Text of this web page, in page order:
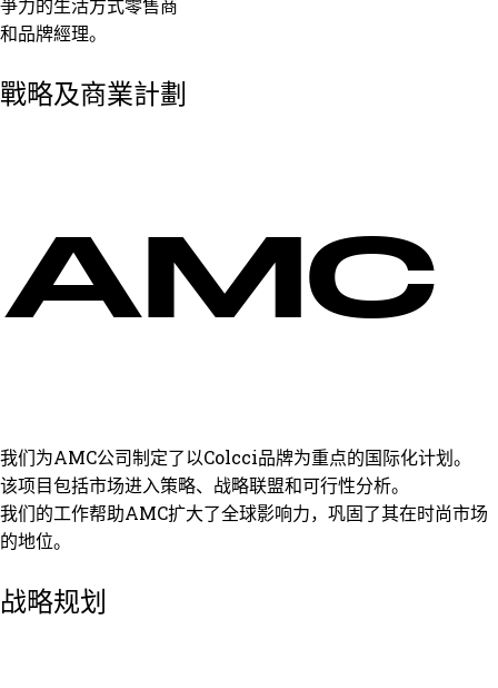
爭力的生活方式零售商
和品牌經理。
戰略及商業計劃
AMC
我们为AMC公司制定了以Colcci品牌为重点的国际化计划。
该项目包括市场进入策略、战略联盟和可行性分析。
我们的工作帮助AMC扩大了全球影响力，巩固了其在时尚市场
的地位。
战略规划